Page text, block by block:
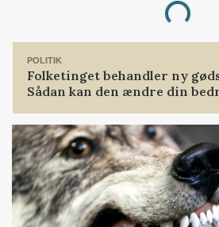
Loading...
POLITIK
Folketinget behandler ny
Sådan kan den ændre din